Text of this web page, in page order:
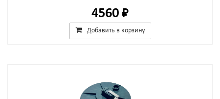
4560 ₽
Добавить в корзину